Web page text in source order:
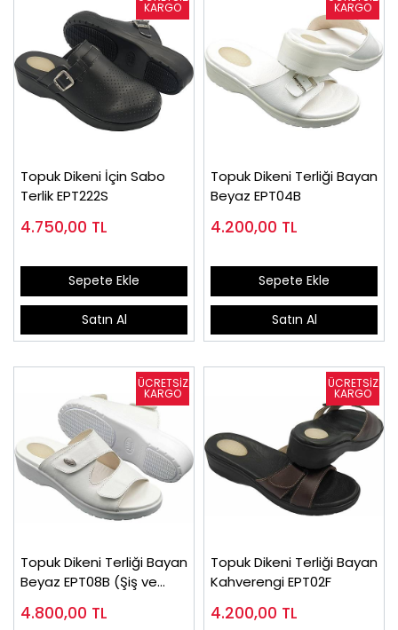
Topuk Dikeni İçin Sabo
Terlik EPT222S
4.750,00 TL
Sepete Ekle
Satın Al
Topuk Dikeni Terliği Bayan
Beyaz EPT04B
4.200,00 TL
Sepete Ekle
Satın Al
Topuk Dikeni Terliği Bayan
Beyaz EPT08B (Şiş ve
4.800,00 TL
Topuk Dikeni Terliği Bayan
Kahverengi EPT02F
4.200,00 TL